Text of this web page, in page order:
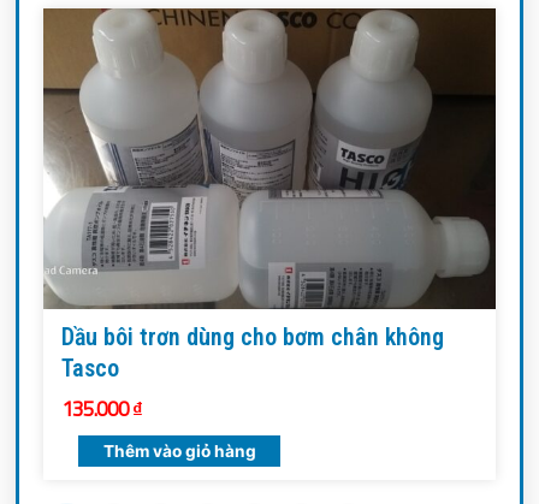
Dầu bôi trơn dùng cho bơm chân không
Tasco
135.000₫
Thêm vào giỏ hàng